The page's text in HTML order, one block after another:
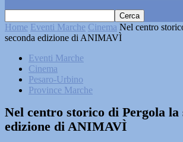
Home Eventi Marche Cinema Nel centro
seconda edizione di ANIMAVÌ
Eventi Marche
Cinema
Pesaro-Urbino
Province Marche
Nel centro storico di Pergola la
edizione di ANIMAVÌ